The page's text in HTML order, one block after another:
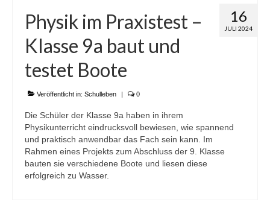
16
JULI 2024
Physik im Praxistest –
Klasse 9a baut und
testet Boote
Veröffentlicht in: Schulleben | 0
Die Schüler der Klasse 9a haben in ihrem
Physikunterricht eindrucksvoll bewiesen, wie spannend
und praktisch anwendbar das Fach sein kann. Im
Rahmen eines Projekts zum Abschluss der 9. Klasse
bauten sie verschiedene Boote und liesen diese
erfolgreich zu Wasser.